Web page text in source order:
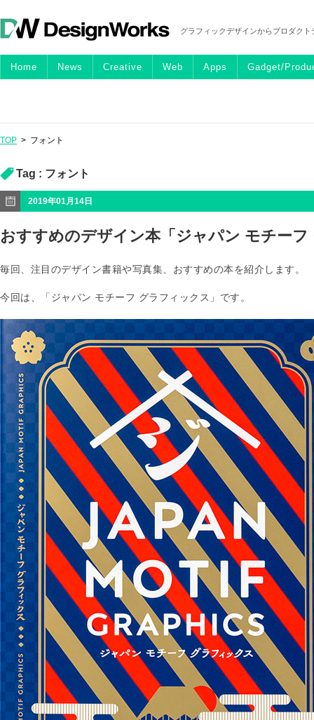
グラフィックデザインからプロダク
Home News Creative Web Apps Gadget/
TOP > フォント
Tag : フォント
2019年01月14日
おすすめのデザイン本「ジャパン モチー
毎回、注目のデザイン書籍や写真集、おすすめの本を紹介します。
今回は、「ジャパン モチーフ グラフィックス」です。